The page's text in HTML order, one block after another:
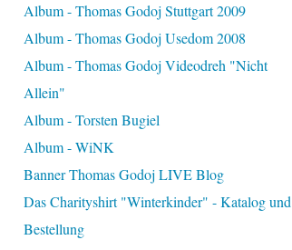
Album - Thomas Godoj Stuttgart 2009
Album - Thomas Godoj Usedom 2008
Album - Thomas Godoj Videodreh "Nicht
Allein"
Album - Torsten Bugiel
Album - WiNK
Banner Thomas Godoj LIVE Blog
Das Charityshirt "Winterkinder" - Katalog und
Bestellung